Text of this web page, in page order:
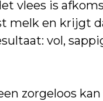
vlees is
melk en krijgt
vol,
zorgeloos